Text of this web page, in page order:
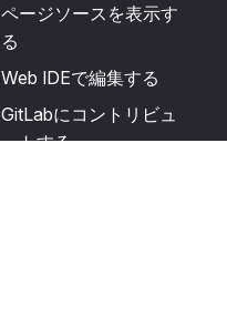
ページソースを表示す
る
Web IDEで編集する
GitLabにコントリビュ
ートする